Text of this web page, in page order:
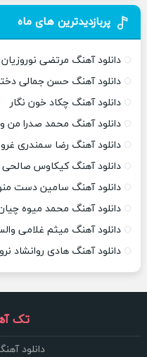
پربازدیدترین های ماه
دانلود آهنگ مرتضی نوروزیان
دانلود آهنگ حسن جمالی
دانلود آهنگ چکاد خون نگار
دانلود آهنگ محمد صدرا من
دانلود آهنگ رضا سمندری
دانلود آهنگ کیکاوس صالحی
دانلود آهنگ سامین دست
دانلود آهنگ محمد میوه
دانلود آهنگ میثم غلامی
دانلود آهنگ هادی روانشاد
تک
دانلود